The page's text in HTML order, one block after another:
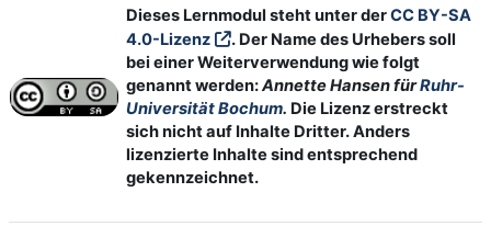
Dieses Lernmodul steht unter derCC BY-SA
4.0-Lizenz
. Der Name des Urhebers soll
bei einer Weiterverwendung wie folgt
genannt werden:Annette Hansen fürRuhr-
Universität Bochum. Die Lizenz erstreckt
sich nicht auf Inhalte Dritter. Anders
lizenzierte Inhalte sind entsprechend
gekennzeichnet.